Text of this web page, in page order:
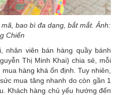
bao bì đa dạng, bắt mắt. Ảnh:
Chiến
nhân viên bán hàng quầy bánh
Thị Minh Khai) chia sẻ, mỗi
hàng khá ổn định. Tuy nhiên,
mua tăng nhanh do còn gần 1
Khách hàng chủ yếu hướng đến